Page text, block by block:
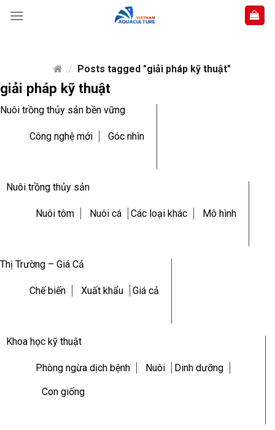
/ Posts tagged "giải pháp kỹ thuật"
giải pháp kỹ thuật
Nuôi trồng thủy sản bền vững
Công nghệ mới Góc nhìn
Nuôi trồng thủy sản
Nuôi tôm Nuôi cá Các loại khác Mô hình
Thị Trường – Giá Cả
Chế biến Xuất khẩu Giá cả
Khoa học kỹ thuật
Phòng ngừa dịch bệnh Nuôi Dinh dưỡng
Con giống